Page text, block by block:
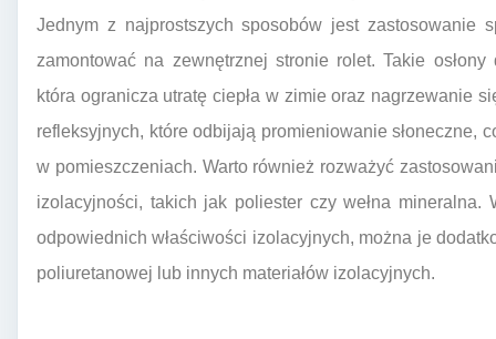
Jednym z najprostszych sposobów jest zastosowanie
zamontować na zewnętrznej stronie rolet. Takie
która ogranicza utratę ciepła w zimie oraz nagrzewanie
refleksyjnych, które odbijają promieniowanie słoneczne,
w pomieszczeniach. Warto również rozważyć
izolacyjności, takich jak poliester czy wełna
odpowiednich właściwości izolacyjnych, można je
poliuretanowej lub innych materiałów izolacyjnych.